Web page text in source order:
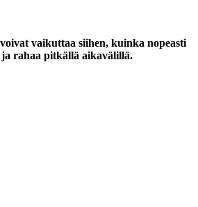
vaikuttaa siihen, kuinka nopeasti
ja rahaa pitkällä aikavälillä.